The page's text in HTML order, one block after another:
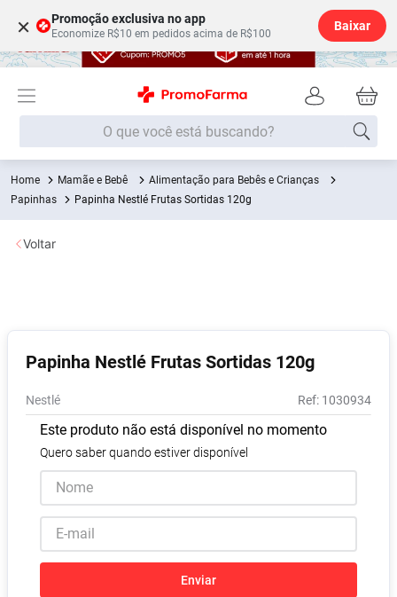
× Promoção exclusiva no app
Economize R$10 em pedidos acima de R$100
Baixar
O que você está buscando?
Mamãe e Bebê
Alimentação para Bebês e Crianças
Papinhas
Papinha Nestlé Frutas Sortidas 120g
Papinha Nestlé Frutas Sortidas 120g
Nestlé : 1030934
Este produto não está disponível no momento
Quero saber quando estiver disponível
Enviar
Voltar
Termos mais buscados
1º Fralda
2
5º Fralda G
6º Desodorante
8º Absorvente
9º Pampers Confort Sec
10º Lavitan